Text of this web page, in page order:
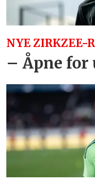
NYE ZIRKZEE-
– Åpne for